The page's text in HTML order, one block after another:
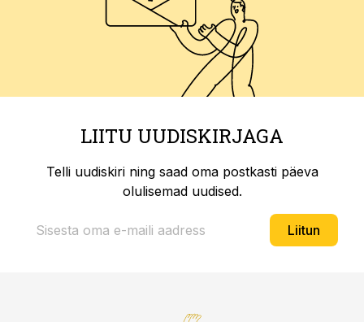
LIITU UUDISKIRJAGA
Telli uudiskiri ning saad oma postkasti päeva
olulisemad uudised.
Liitun